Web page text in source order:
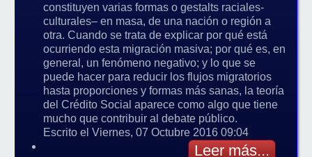
constituyen varias formas o gestalts raciales-
culturales– en masa, de una nación o región a
otra. Cuando se trata de explicar por qué está
ocurriendo esta migración masiva; por qué es, en
general, un fenómeno negativo; y lo que se
puede hacer para reducir los flujos migratorios
hasta proporciones y formas más sanas, la teoría
del Crédito Social aparece como algo que tiene
mucho que contribuir al debate público.
Escrito el Viernes, 07 Octubre 2016 09:04
Leer más...